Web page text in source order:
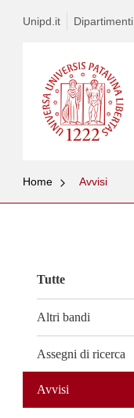
Unipd.it Dipartimenti
Home Avvisi
Tutte
Altri bandi
Assegni di ricerca
Avvisi